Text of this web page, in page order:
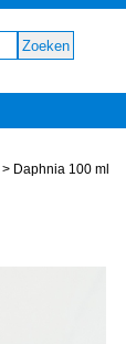
> Daphnia 100 ml